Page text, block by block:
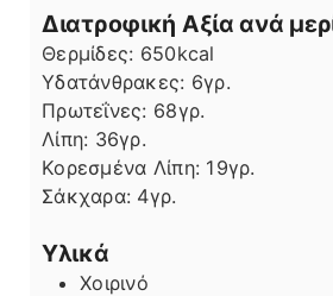
Διατροφική Αξία ανά
Θερμίδες: 650kcal
Υδατάνθρακες: 6γρ.
Πρωτεΐνες: 68γρ.
Λίπη
Λίπη: 36γρ.
Κορεσμένα Λίπη: 19γρ.
Σάκχαρα: 4γρ.
Υλικά
Χοιρινό